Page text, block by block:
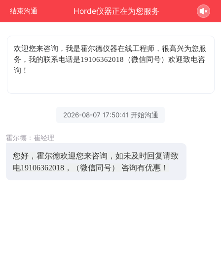
结束沟通 Horde仪器正在为您服务
欢迎您来咨询 ，我是霍尔德仪器在线工程师，很高兴为您服
务，我的联系电话是19106362018（微信同号）欢迎致电咨
询！
2026-08-07 17:50:41 开始沟通
霍尔德：崔经理
您好，霍尔德欢迎您来咨询，如未及时回复请致
电19106362018，（微信同号） 咨询有优惠！